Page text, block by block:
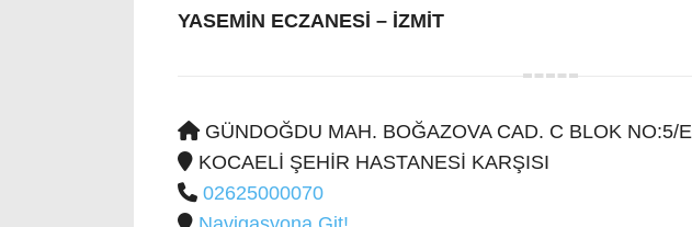
YASEMİN ECZANESİ – İZMİT
GÜNDOĞDU MAH. BOĞAZOVA CAD. C BLOK NO:5/E
KOCAELİ ŞEHİR HASTANESİ KARŞISI
02625000070